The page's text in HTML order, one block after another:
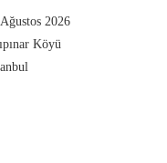
2026
Köyü